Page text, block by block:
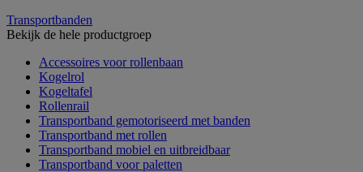
Transportbanden
Bekijk de hele productgroep
Accessoires voor rollenbaan
Kogelrol
Kogeltafel
Rollenrail
Transportband gemotoriseerd met banden
Transportband met rollen
Transportband mobiel en uitbreidbaar
Transportband voor paletten